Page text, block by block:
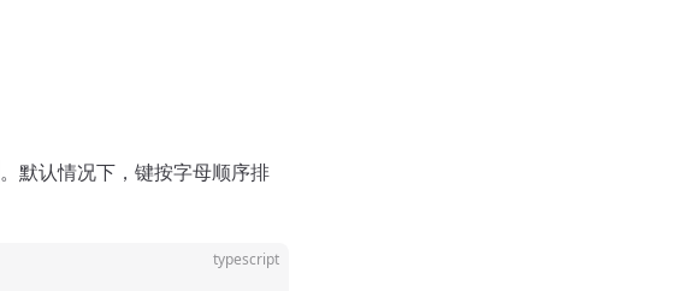
。默认情况下，键按字母顺序排
typescript